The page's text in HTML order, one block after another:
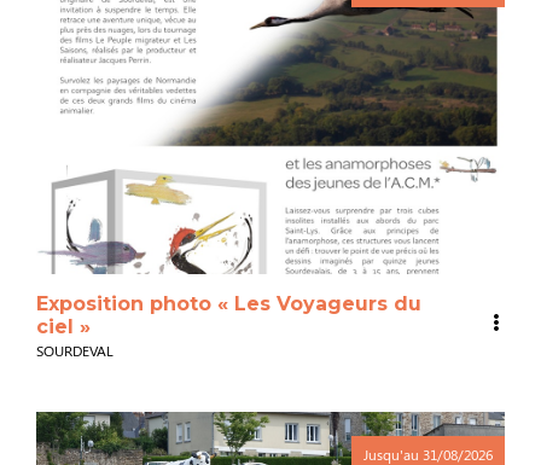
Exposition photo « Les Voyageurs du
ciel »
SOURDEVAL
Jusqu'au 31/08/2026